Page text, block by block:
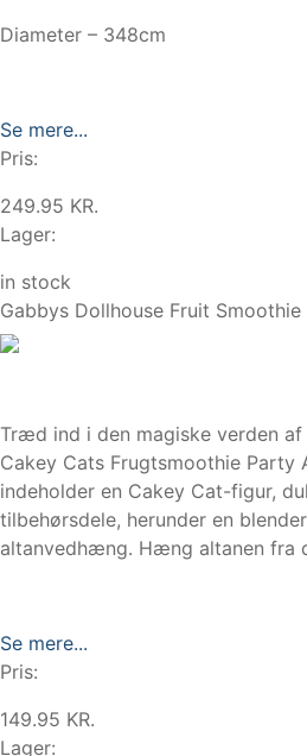
Diameter – 348cm
Se mere...
Pris:
249.95 KR.
Lager:
in stock
Gabbys Dollhouse Fruit Smoothie
Træd ind i den magiske verden
Cakey Cats Frugtsmoothie
indeholder en Cakey Cat-figur,
tilbehørsdele, herunder en
altanvedhæng. Hæng altanen fra
Se mere...
Pris:
149.95 KR.
Lager: